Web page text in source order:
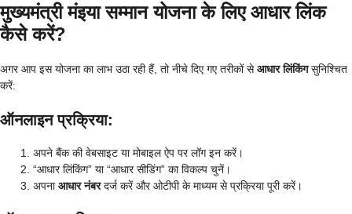
मुख्यमंत्री मंइया सम्मान योजना के लिए आधार लिंक
कैसे करें?
अगर आप इस योजना का लाभ उठा रही हैं, तो नीचे दिए गए तरीकों सेआधार लिंकिंगसुनिश्चित
करें:
ऑनलाइन प्रक्रिया:
अपने बैंक की वेबसाइट या मोबाइल ऐप पर लॉग इन करें।
“आधार लिंकिंग” या “आधार सीडिंग” का विकल्प चुनें।
अपनाआधार नंबरदर्ज करें और ओटीपी के माध्यम से प्रक्रिया पूरी करें।